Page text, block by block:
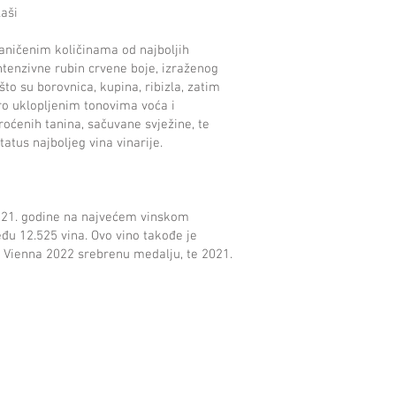
količinama od najboljih
rubin crvene boje, izraženog
su borovnica, kupina, ribizla, zatim
uklopljenim tonovima voća i
tanina, sačuvane svježine, te
najboljeg vina vinarije.
godine na najvećem vinskom
12.525 vina. Ovo vino takođe je
2022 srebrenu medalju, te 2021.